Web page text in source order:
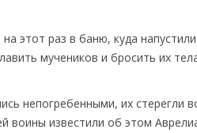
этот раз в баню, куда
мучеников и бросить их
непогребенными, их
воины известили об этом